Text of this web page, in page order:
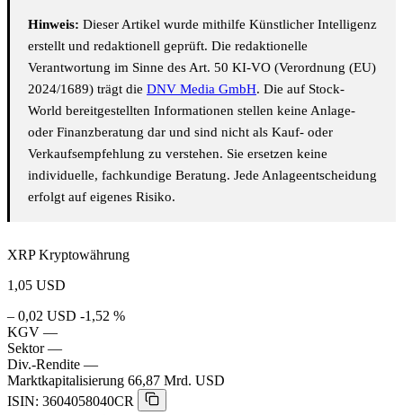
Hinweis: Dieser Artikel wurde mithilfe Künstlicher Intelligenz
erstellt und redaktionell geprüft. Die redaktionelle
Verantwortung im Sinne des Art. 50 KI-VO (Verordnung (EU)
2024/1689) trägt die DNV Media GmbH. Die auf Stock-
World bereitgestellten Informationen stellen keine Anlage-
oder Finanzberatung dar und sind nicht als Kauf- oder
Verkaufsempfehlung zu verstehen. Sie ersetzen keine
individuelle, fachkundige Beratung. Jede Anlageentscheidung
erfolgt auf eigenes Risiko.
XRP Kryptowährung
1,05 USD
– 0,02 USD -1,52 %
KGV —
Sektor —
Div.-Rendite —
Marktkapitalisierung 66,87 Mrd. USD
ISIN: 3604058040CR